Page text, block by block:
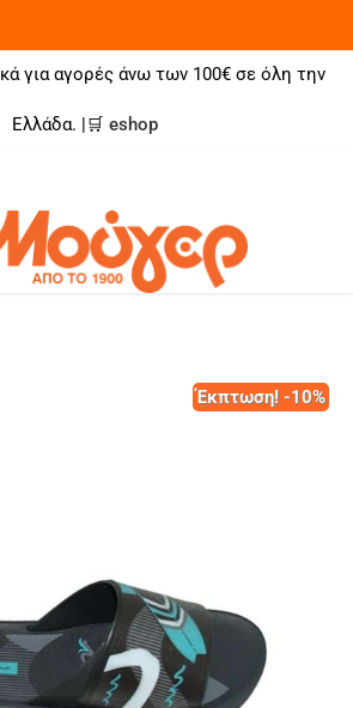
για αγορές άνω των 100€ σε όλη την
Ελλάδα. |🛒 eshop
Έκπτωση! -10%